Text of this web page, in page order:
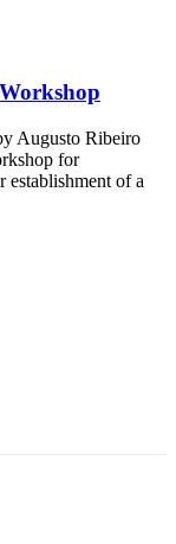
Augusto Ribeiro
for
establishment of a